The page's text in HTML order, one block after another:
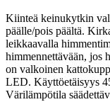
Kiinteä keinukytkin
päälle/pois päältä.
leikkaavalla
himmennettävään, jos
on valkoinen
LED. Käyttöetäisyys
Värilämpötila